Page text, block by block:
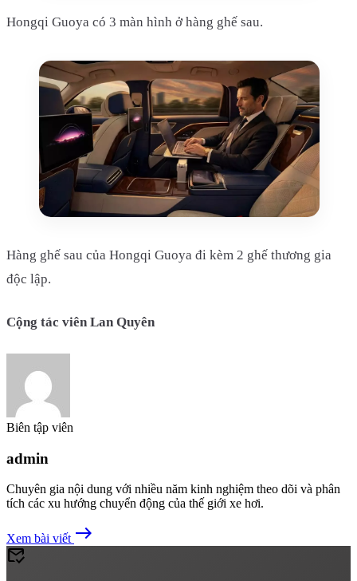
Hongqi Guoya có 3 màn hình ở hàng ghế sau.
Hàng ghế sau của Hongqi Guoya đi kèm 2 ghế thương gia
độc lập.
Cộng tác viên Lan Quyên
Biên tập viên
admin
Chuyên gia nội dung với nhiều năm kinh nghiệm theo dõi và phân
tích các xu hướng chuyển động của thế giới xe hơi.
Xem bài viết east
mark_email_read